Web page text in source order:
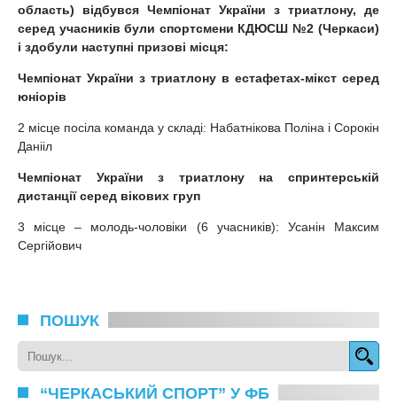
область) відбувся Чемпіонат України з триатлону, де
серед учасників були спортсмени КДЮСШ №2 (Черкаси)
і здобули наступні призові місця:
Чемпіонат України з триатлону в естафетах-мікст серед
юніорів
2 місце посіла команда у складі: Набатнікова Поліна і Сорокін
Данііл
Чемпіонат України з триатлону на спринтерській
дистанції серед вікових груп
3 місце – молодь-чоловіки (6 учасників): Усанін Максим
Сергійович
ПОШУК
“ЧЕРКАСЬКИЙ СПОРТ” У ФБ